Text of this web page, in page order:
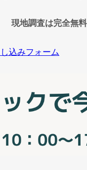
現地調査は完全無
込みフォーム